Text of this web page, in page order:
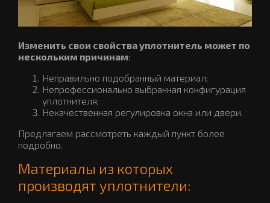
Изменить свои свойства уплотнитель может по
нескольким причинам:
Неправильно подобранный материал;
Непрофессионально выбранная конфигурация
уплотнителя;
Некачественная регулировка окна или двери.
Предлагаем рассмотреть каждый пункт более
подробно.
Материалы из которых
производят уплотнители: